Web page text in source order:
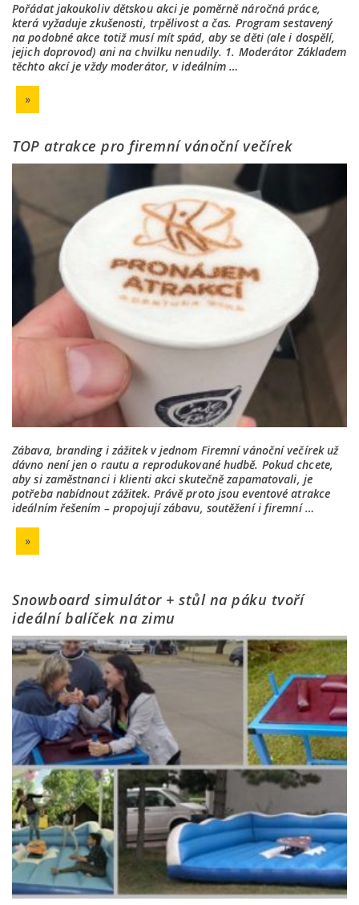
Pořádat jakoukoliv dětskou akci je poměrně náročná práce,
která vyžaduje zkušenosti, trpělivost a čas. Program sestavený
na podobné akce totiž musí mít spád, aby se děti (ale i dospělí,
jejich doprovod) ani na chvilku nenudily. 1. Moderátor Základem
těchto akcí je vždy moderátor, v ideálním …
»
TOP atrakce pro firemní vánoční večírek
Zábava, branding i zážitek v jednom Firemní vánoční večírek už
dávno není jen o rautu a reprodukované hudbě. Pokud chcete,
aby si zaměstnanci i klienti akci skutečně zapamatovali, je
potřeba nabídnout zážitek. Právě proto jsou eventové atrakce
ideálním řešením – propojují zábavu, soutěžení i firemní …
»
Snowboard simulátor + stůl na páku tvoří
ideální balíček na zimu